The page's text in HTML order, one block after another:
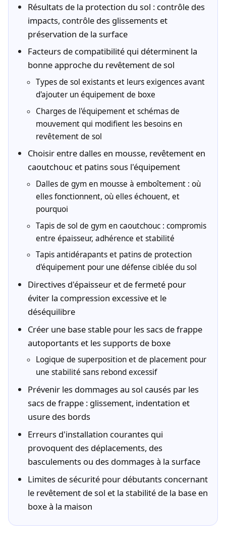
Résultats de la protection du sol : contrôle des
impacts, contrôle des glissements et
préservation de la surface
Facteurs de compatibilité qui déterminent la
bonne approche du revêtement de sol
Types de sol existants et leurs exigences avant
d'ajouter un équipement de boxe
Charges de l'équipement et schémas de
mouvement qui modifient les besoins en
revêtement de sol
Choisir entre dalles en mousse, revêtement en
caoutchouc et patins sous l'équipement
Dalles de gym en mousse à emboîtement : où
elles fonctionnent, où elles échouent, et
pourquoi
Tapis de sol de gym en caoutchouc : compromis
entre épaisseur, adhérence et stabilité
Tapis antidérapants et patins de protection
d'équipement pour une défense ciblée du sol
Directives d'épaisseur et de fermeté pour
éviter la compression excessive et le
déséquilibre
Créer une base stable pour les sacs de frappe
autoportants et les supports de boxe
Logique de superposition et de placement pour
une stabilité sans rebond excessif
Prévenir les dommages au sol causés par les
sacs de frappe : glissement, indentation et
usure des bords
Erreurs d'installation courantes qui
provoquent des déplacements, des
basculements ou des dommages à la surface
Limites de sécurité pour débutants concernant
le revêtement de sol et la stabilité de la base en
boxe à la maison